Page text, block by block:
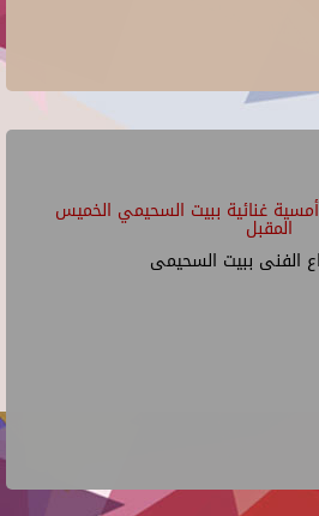
غنائية ببيت السحيمي الخميس
المقبل
الفنى ببيت السحيمى